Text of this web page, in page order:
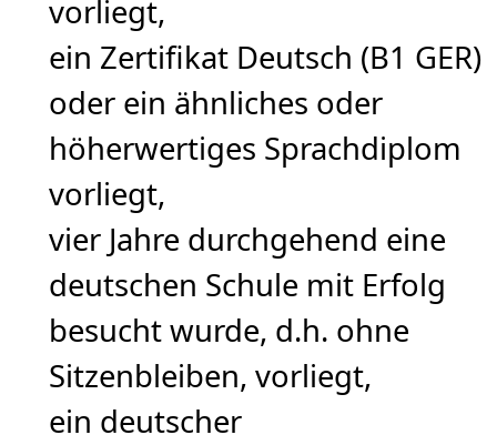
vorliegt,
ein Zertifikat Deutsch (B1 GER)
oder ein ähnliches oder
höherwertiges Sprachdiplom
vorliegt,
vier Jahre durchgehend eine
deutschen Schule mit Erfolg
besucht wurde, d.h. ohne
Sitzenbleiben, vorliegt,
ein deutscher